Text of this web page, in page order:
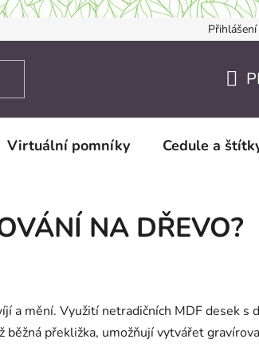
JAK TO
Přihlášení
Virtuální pomníky Cedule a
NA DŘEVO?
a mění. Využití netradičních MDF desek s
překližka, umožňují vytvářet